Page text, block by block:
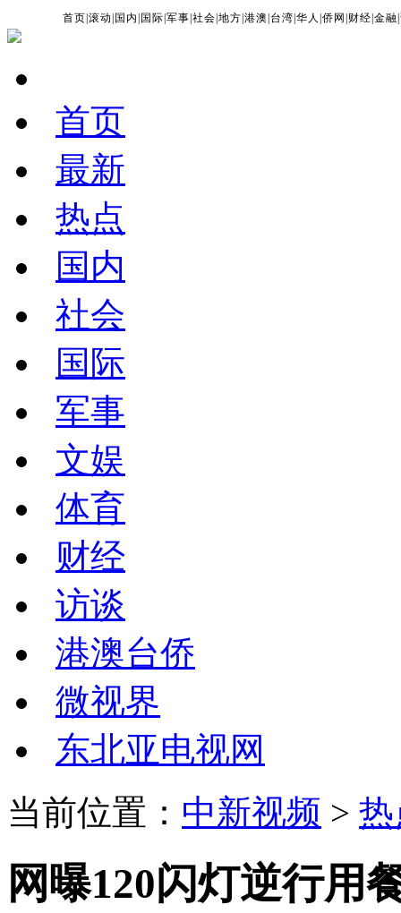
首页 |滚动 国内 国际 |军事 |社会 |地方 |港澳 台湾 |华人 |侨网 财经 |金融 |
首页
最新
热点
国内
社会
国际
军事
文娱
体育
财经
访谈
港澳台侨
微视界
东北亚电视网
当前位置： 中新视频 >
网曝120闪灯逆行用